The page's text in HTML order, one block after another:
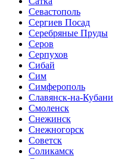
Севастополь
Сергиев Посад
Серебряные Пруды
Серов
Серпухов
Сибай
Сим
Симферополь
Славянск-на-Кубани
Смоленск
Снежинск
Снежногорск
Советск
Соликамск